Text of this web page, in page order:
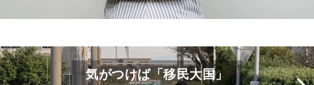
気がつけば「移民大国」